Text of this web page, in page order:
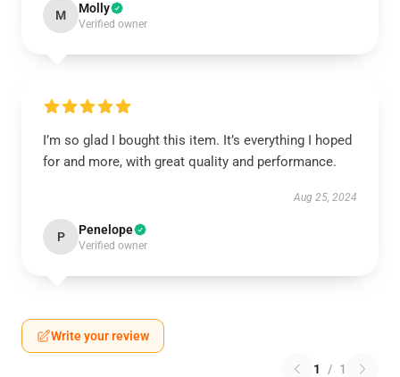
M Molly
Verified owner
I’m so glad I bought this item. It’s everything I hoped
for and more, with great quality and performance.
Aug 25, 2024
P Penelope
Verified owner
Write your review
1 / 1